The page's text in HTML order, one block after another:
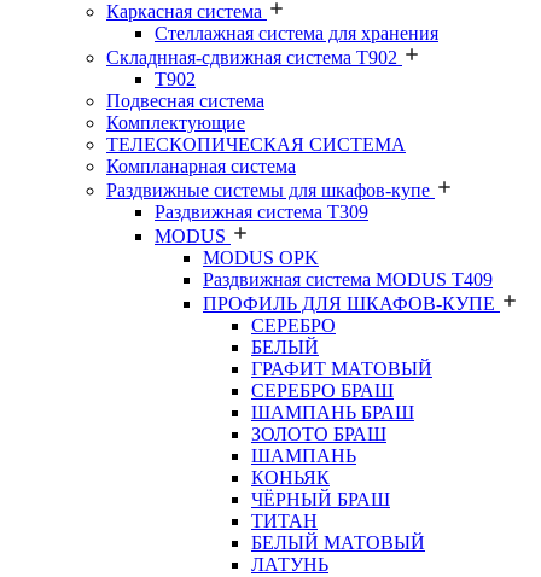
Каркасная система
Стеллажная система для хранения
Складнная-сдвижная система Т902
T902
Подвесная система
Комплектующие
ТЕЛЕСКОПИЧЕСКАЯ СИСТЕМА
Компланарная система
Раздвижные системы для шкафов-купе
Раздвижная система Т309
MODUS
MODUS OPK
Раздвижная система MODUS T409
ПРОФИЛЬ ДЛЯ ШКАФОВ-КУПЕ
СЕРЕБРО
БЕЛЫЙ
ГРАФИТ МАТОВЫЙ
СЕРЕБРО БРАШ
ШАМПАНЬ БРАШ
ЗОЛОТО БРАШ
ШАМПАНЬ
КОНЬЯК
ЧЁРНЫЙ БРАШ
ТИТАН
БЕЛЫЙ МАТОВЫЙ
ЛАТУНЬ